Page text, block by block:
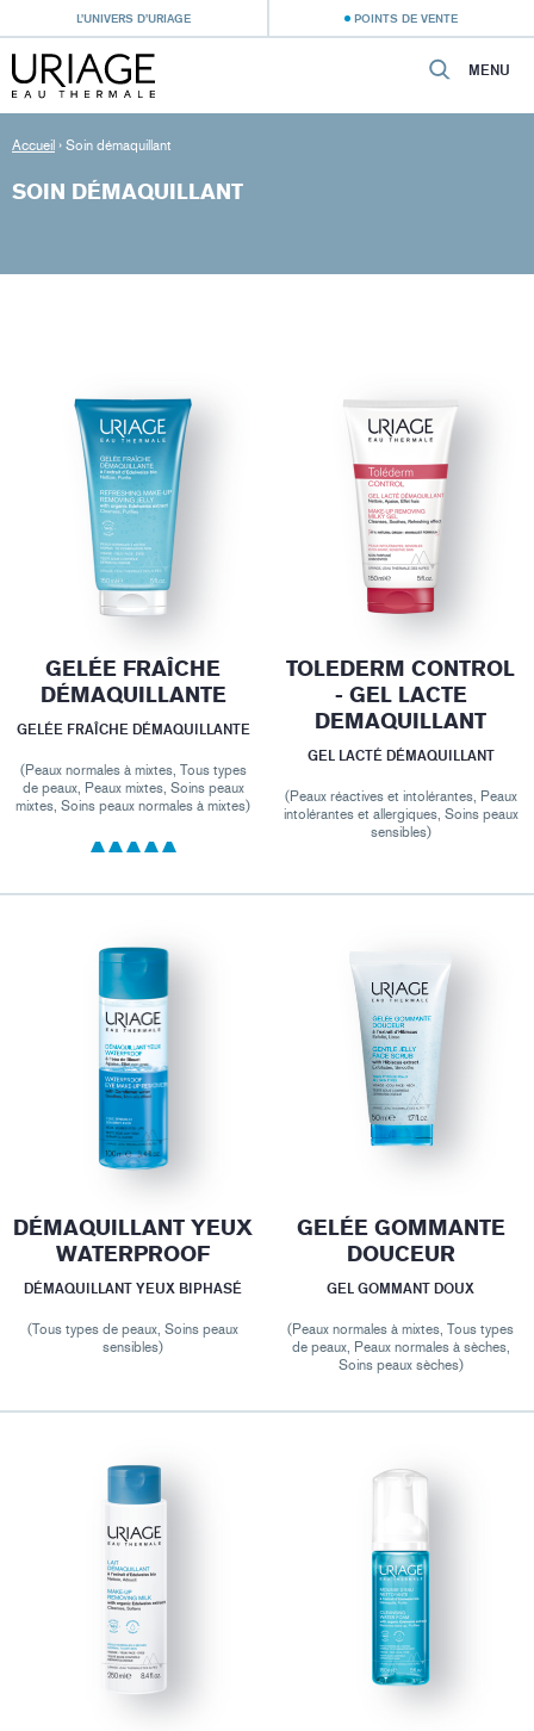
L’UNIVERS D’URIAGE POINTS DE VENTE
MENU
Accueil › Soin démaquillant
SOIN DÉMAQUILLANT
GELÉE FRAÎCHE
DÉMAQUILLANTE
GELÉE FRAÎCHE DÉMAQUILLANTE
(Peaux normales à mixtes, Tous types
de peaux, Peaux mixtes, Soins peaux
mixtes, Soins peaux normales à mixtes)
TOLEDERM CONTROL
- GEL LACTE
DEMAQUILLANT
GEL LACTÉ DÉMAQUILLANT
(Peaux réactives et intolérantes, Peaux
intolérantes et allergiques, Soins peaux
sensibles)
DÉMAQUILLANT YEUX
WATERPROOF
DÉMAQUILLANT YEUX BIPHASÉ
(Tous types de peaux, Soins peaux
sensibles)
GELÉE GOMMANTE
DOUCEUR
GEL GOMMANT DOUX
(Peaux normales à mixtes, Tous types
de peaux, Peaux normales à sèches,
Soins peaux sèches)